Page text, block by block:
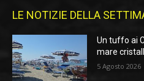
LE NOTIZIE DELLA
Un tuffo ai
mare
5 Agosto 2026